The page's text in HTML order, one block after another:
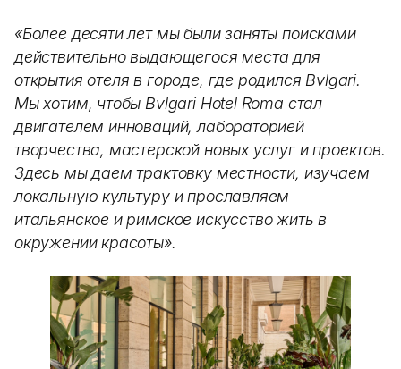
«Более десяти лет мы были заняты поисками
действительно выдающегося места для
открытия отеля в городе, где родился Bvlgari.
Мы хотим, чтобы Bvlgari Hotel Roma стал
двигателем инноваций, лабораторией
творчества, мастерской новых услуг и проектов.
Здесь мы даем трактовку местности, изучаем
локальную культуру и прославляем
итальянское и римское искусство жить в
окружении красоты».